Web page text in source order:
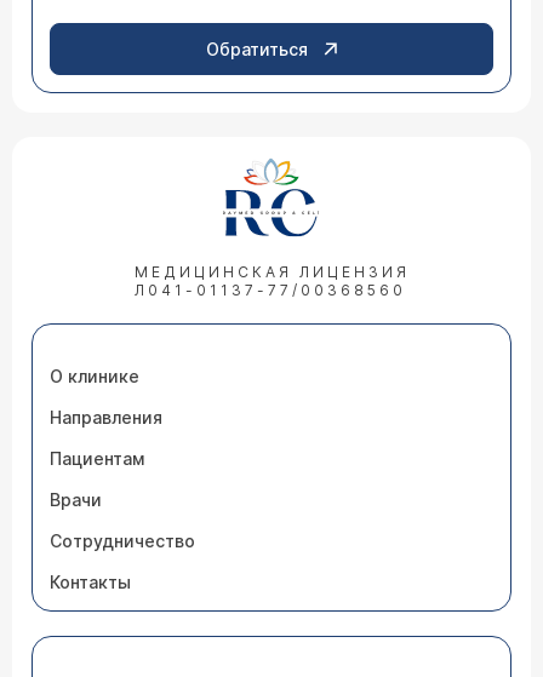
Обратиться
МЕДИЦИНСКАЯ ЛИЦЕНЗИЯ
Л041-01137-77/00368560
О клинике
Направления
Пациентам
Врачи
Сотрудничество
Контакты